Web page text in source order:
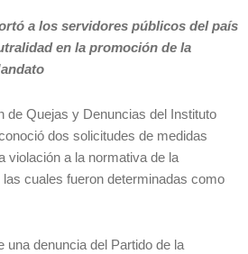
a los servidores públicos del país
en la promoción de la
de Quejas y Denuncias del Instituto
dos solicitudes de medidas
violación a la normativa de la
cuales fueron determinadas como
una denuncia del Partido de la